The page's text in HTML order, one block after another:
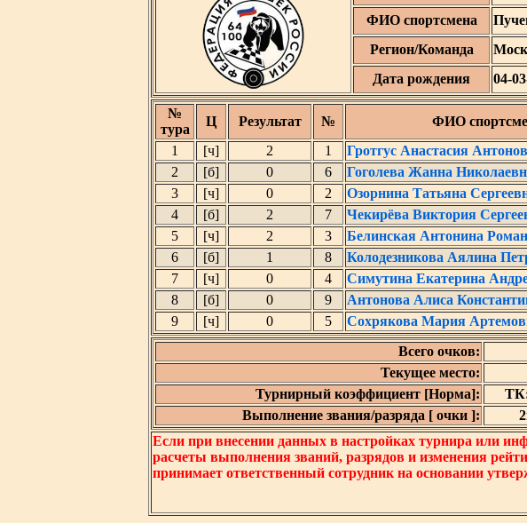
ФИО спортсмена
Регион/Команда
Дата рождения
04-
№
тура
Ц Результат № ФИО
1
[ч] 2 1 Гротгус Анастасия
2
[б] 0 6 Гоголева Жанна
3
[ч] 0 2 Озорнина Татьяна
4
[б] 2 7 Чекирёва Виктория
5
[ч] 2 3 Белинская Антонина
6
[б] 1 8 Колодезникова Аялина
7
[ч] 0 4 Симутина Екатерина
8
[б] 0 9 Антонова Алиса
9
[ч] 0 5 Сохрякова Мария
Всего очков:
Текущее место:
Турнирный коэффициент [Норма]:
ТК:
Выполнение звания/разряда [ очки ]:
Если при внесении данных в настройках турнира или
расчеты выполнения званий, разрядов и изменения
принимает ответственный сотрудник на основании